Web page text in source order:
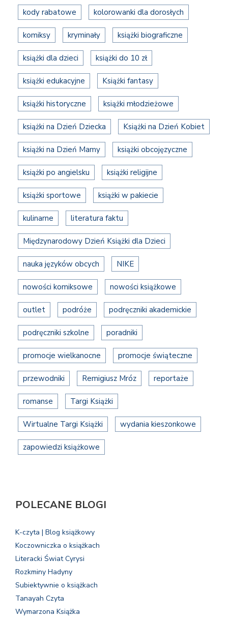
kody rabatowe kolorowanki dla dorosłych
komiksy kryminały książki biograficzne
książki dla dzieci książki do 10 zł
książki edukacyjne Książki fantasy
książki historyczne książki młodzieżowe
książki na Dzień Dziecka Książki na Dzień Kobiet
książki na Dzień Mamy książki obcojęzyczne
książki po angielsku książki religijne
książki sportowe książki w pakiecie
kulinarne literatura faktu
Międzynarodowy Dzień Książki dla Dzieci
nauka języków obcych NIKE
nowości komiksowe nowości książkowe
outlet podróże podręczniki akademickie
podręczniki szkolne poradniki
promocje wielkanocne promocje świąteczne
przewodniki Remigiusz Mróz reportaże
romanse Targi Książki
Wirtualne Targi Książki wydania kieszonkowe
zapowiedzi książkowe
POLECANE BLOGI
K-czyta | Blog książkowy
Koczowniczka o książkach
Literacki Świat Cyrysi
Rozkminy Hadyny
Subiektywnie o książkach
Tanayah Czyta
Wymarzona Książka